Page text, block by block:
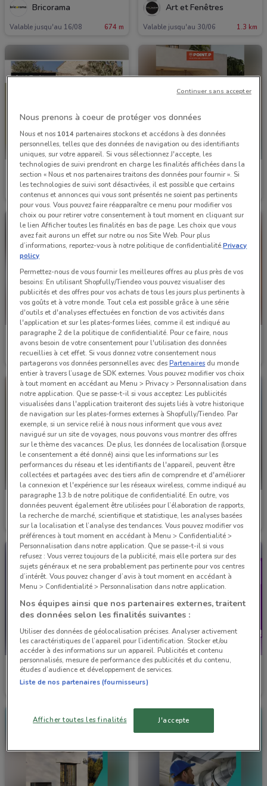
Bricorama
Valable jusqu'au 16/08 674 m
Art et Fenêtres
Valable jusqu'au 30/06 1.3 km
Art et Fenêtres
Valable jusqu'au 31/12 1.3 km
Point P
Valable jusqu'au 31/08 1.6 km
Point P
Valable jusqu'au 31/12 1.6 km
Point P
Valable jusqu'au 31/12
Point P
Valable jusqu'au 31/12 1.6 km
Point P
Valable jusqu'au 31/12 1.6 km
Rexel
Valable jusqu'au 31/08 1.7 km
Rexel
Valable jusqu'au 31/08
Nous prenons à coeur de protéger vos données
Nous et nos 1014partenaires stockons et accédons à des données
personnelles, telles que des données de navigation ou des identifiants
uniques, sur votre appareil. Si vous sélectionnez J'accepte, les
technologies de suivi prendront en charge les finalités affichées dans la
section « Nous et nos partenaires traitons des données pour fournir ». Si
les technologies de suivi sont désactivées, il est possible que certains
contenus et annonces qui vous sont présentés ne soient pas pertinents
pour vous. Vous pouvez faire réapparaître ce menu pour modifier vos
choix ou pour retirer votre consentement à tout moment en cliquant sur
le lien Afficher toutes les finalités en bas de page. Les choix que vous
avez fait aurons un effet sur notre ou nos Site Web. Pour plus
d’informations, reportez-vous à notre politique de confidentialité.Privacy
policy
Permettez-nous de vous fournir les meilleures offres au plus près de vos
besoins: En utilisant Shopfully/Tiendeo vous pouvez visualiser des
publicités et des offres pour vos achats de tous les jours plus pertinents à
vos goûts et à votre monde. Tout cela est possible grâce à une série
d'outils et d'analyses effectuées en fonction de vos activités dans
l'application et sur les plates-formes liées, comme il est indiqué au
paragraphe 2 de la politique de confidentialité. Pour ce faire, nous
avons besoin de votre consentement pour l'utilisation des données
recueillies à cet effet. Si vous donnez votre consentement nous
partagerons vos données personnelles avec desPartenaires du monde
entier à travers l’usage de SDK externes. Vous pouvez modifier vos choix
à tout moment en accédant au Menu > Privacy > Personnalisation dans
notre application. Que se passe-t-il si vous acceptez: Les publicités
visualisées dans l'application traiteront des sujets liés à votre historique
de navigation sur les plates-formes externes à Shopfully/Tiendeo. Par
exemple, si un service relié à nous nous informent que vous avez
navigué sur un site de voyages, nous pouvons vous montrer des offres
sur le thème des vacances. De plus, les données de localisation (lorsque
le consentement a été donné) ainsi que les informations sur les
performances du réseau et les identifiants de l'appareil, peuvent être
collectées et partagées avec des tiers afin de comprendre et d'améliorer
la connexion et l'expérience sur les réseaux wireless, comme indiqué au
paragraphe 13.b de notre politique de confidentialité. En outre, vos
données peuvent également être utilisées pour l’élaboration de rapports,
la recherche de marché, scientifique et statistique, les analyses basées
sur la localisation et l’analyse des tendances. Vous pouvez modifier vos
préférences à tout moment en accédant à Menu > Confidentialité >
Personnalisation dans notre application. Que se passe-t-il si vous
refusez : Vous verrez toujours de la publicité, mais elle portera sur des
sujets généraux et ne sera probablement pas pertinente pour vos centres
d’intérêt. Vous pouvez changer d’avis à tout moment en accédant à
Menu > Confidentialité > Personnalisation dans notre application.
Nos équipes ainsi que nos partenaires externes, traitent
des données selon les finalités suivantes :
Utiliser des données de géolocalisation précises. Analyser activement
les caractéristiques de l’appareil pour l’identification. Stocker et/ou
accéder à des informations sur un appareil. Publicités et contenu
personnalisés, mesure de performance des publicités et du contenu,
études d’audience et développement de services.
Liste de nos partenaires (fournisseurs)
Afficher toutes les finalités J'accepte
Continuer sans accepter